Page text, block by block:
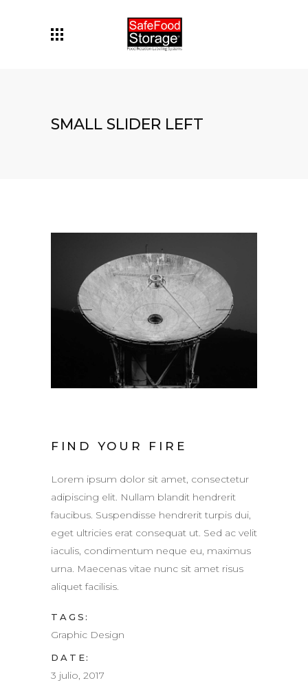
SMALL SLIDER LEFT
FIND YOUR FIRE
Lorem ipsum dolor sit amet, consectetur
adipiscing elit. Nullam blandit hendrerit
faucibus. Suspendisse hendrerit turpis dui,
eget ultricies erat consequat ut. Sed ac velit
iaculis, condimentum neque eu, maximus
urna. Maecenas vitae nunc sit amet risus
aliquet facilisis.
TAGS:
Graphic Design
DATE:
3 julio, 2017